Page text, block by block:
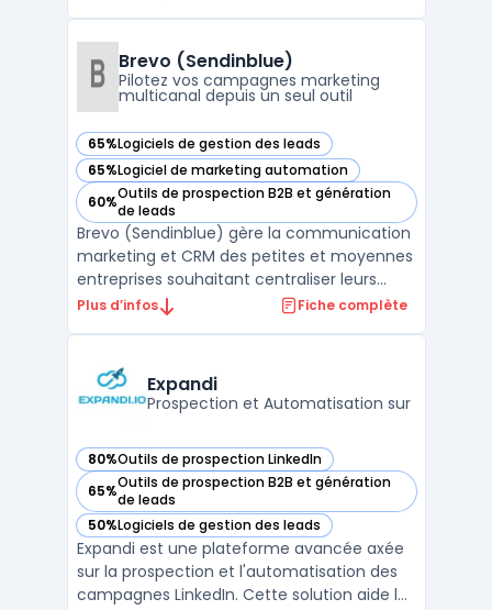
L’outil couvre deux usages distincts :
l’organisatio ...
Brevo (Sendinblue)
Pilotez vos campagnes marketing
multicanal depuis un seul outil
65%Logiciels de gestion des leads
— voir Brevo (Sendinblue) dans cette catégorie
65%Logiciel de marketing automation
— voir Brevo (Sendinblue) dans cette catégorie
60%Outils de prospection B2B et génération
de leads
— voir Brevo (Sendinblue) dans cette catégorie
Brevo (Sendinblue) gère la communication
marketing et CRM des petites et moyennes
entreprises souhaitant centraliser leurs
actions sans multiplier les outils. La
à maîtriser leurs budgets, tout en
respectant les exigen ...
Plus d’infos Fiche complète
Expandi
Prospection et Automatisation sur
80%Outils de prospection LinkedIn
— voir Expandi dans cette catégorie
65%Outils de prospection B2B et génération
de leads
— voir Expandi dans cette catégorie
50%Logiciels de gestion des leads
— voir Expandi dans cette catégorie
Expandi est une plateforme avancée axée
sur la prospection et l'automatisation des
campagnes LinkedIn. Cette solution aide les